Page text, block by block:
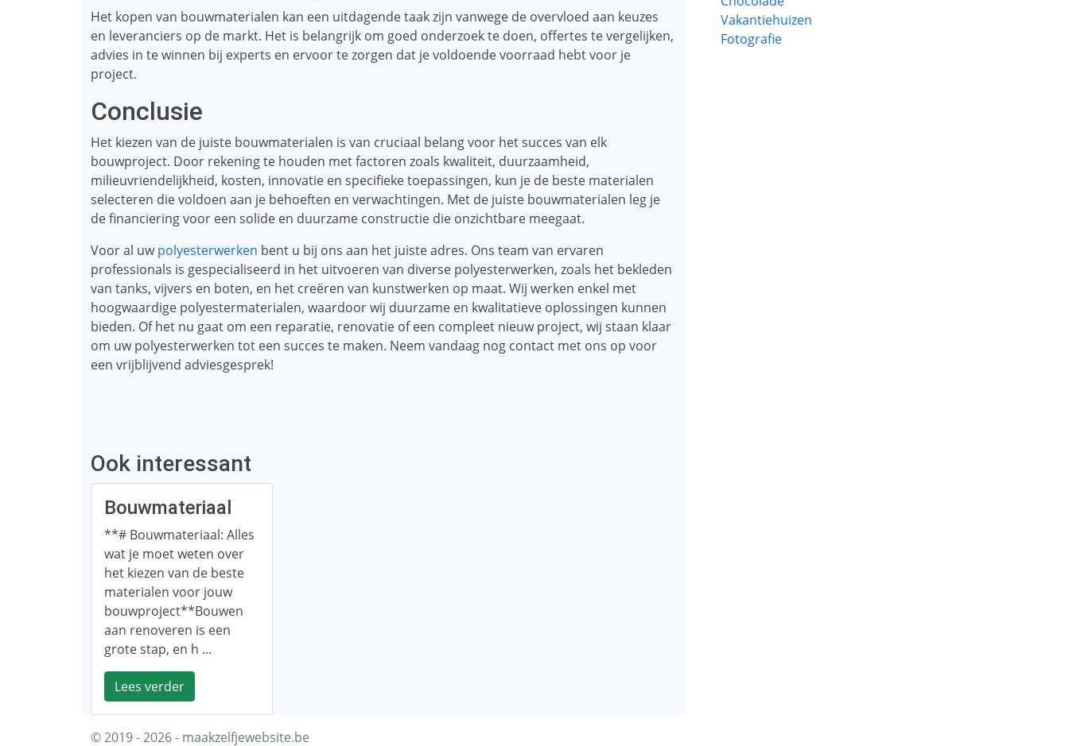
Het kopen van bouwmaterialen kan een uitdagende taak zijn vanwege de overvloed aan keuzes
en leveranciers op de markt. Het is belangrijk om goed onderzoek te doen, offertes te vergelijken,
advies in te winnen bij experts en ervoor te zorgen dat je voldoende voorraad hebt voor je
project.
Conclusie
Het kiezen van de juiste bouwmaterialen is van cruciaal belang voor het succes van elk
bouwproject. Door rekening te houden met factoren zoals kwaliteit, duurzaamheid,
milieuvriendelijkheid, kosten, innovatie en specifieke toepassingen, kun je de beste materialen
selecteren die voldoen aan je behoeften en verwachtingen. Met de juiste bouwmaterialen leg je
de financiering voor een solide en duurzame constructie die onzichtbare meegaat.
Voor al uwpolyesterwerken bent u bij ons aan het juiste adres. Ons team van ervaren
professionals is gespecialiseerd in het uitvoeren van diverse polyesterwerken, zoals het bekleden
van tanks, vijvers en boten, en het creëren van kunstwerken op maat. Wij werken enkel met
hoogwaardige polyestermaterialen, waardoor wij duurzame en kwalitatieve oplossingen kunnen
bieden. Of het nu gaat om een reparatie, renovatie of een compleet nieuw project, wij staan klaar
om uw polyesterwerken tot een succes te maken. Neem vandaag nog contact met ons op voor
een vrijblijvend adviesgesprek!
Ook interessant
Bouwmateriaal
**# Bouwmateriaal: Alles
wat je moet weten over
het kiezen van de beste
materialen voor jouw
bouwproject**Bouwen
aan renoveren is een
grote stap, en h ...
Lees verder
Vakantiehuizen
Fotografie
© 2019 - 2026 - maakzelfjewebsite.be